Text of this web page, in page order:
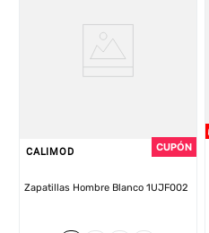
CALIMOD
Zapatillas Hombre Blanco 1UJF002